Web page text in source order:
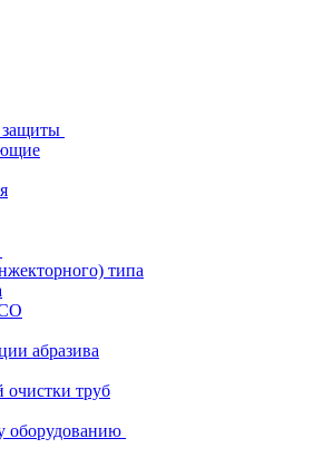
защиты
типа
абразива
очистки труб
оборудованию